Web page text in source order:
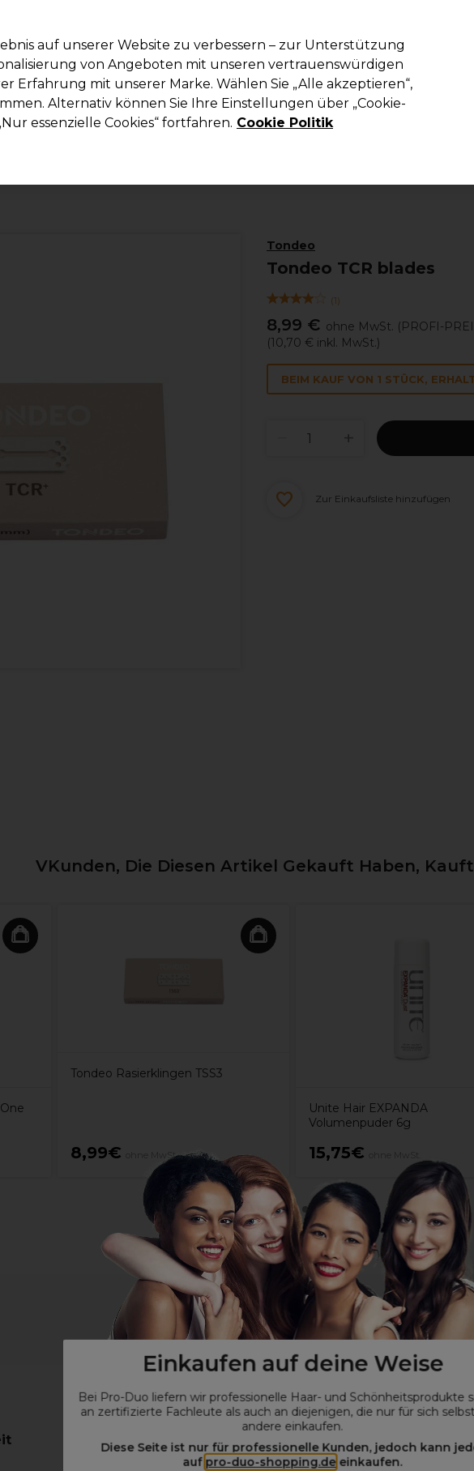
Einkaufen auf deine Weise
Bei Pro-Duo liefern wir professionelle Haar- und Schönheitsprodukte
an zertifizierte Fachleute als auch an diejenigen, die nur für sich
andere einkaufen.
Diese Seite ist nur für professionelle Kunden, jedoch kann
auf pro-duo-shopping.deeinkaufen.
Suchen
Saloneinrichtung Kosmetik Herrenfriseur Inspiration Die Professional
Tondeo
Tondeo TCR blades
(1)
8,99 € ohne MwSt. (PROFI-
(10,70 € inkl. MwSt.)
BEIM KAUF VON 1 STÜCK,
Zur Einkaufsliste hinzufügen
VKunden, Die Diesen Artikel Gekauft Haben,
Tondeo Rasierklingen TSS3
8,99€ ohne MwSt.
Unite Hair EXPANDA
Volumenpuder 6g
15,75€
auf unserer Website zu verbessern – zur Unterstützung
von Angeboten mit unseren vertrauenswürdigen
Erfahrung mit unserer Marke. Wählen Sie „Alle akzeptieren“,
Alternativ können Sie Ihre Einstellungen über „Cookie-
essenzielle Cookies“ fortfahren. Cookie Politik